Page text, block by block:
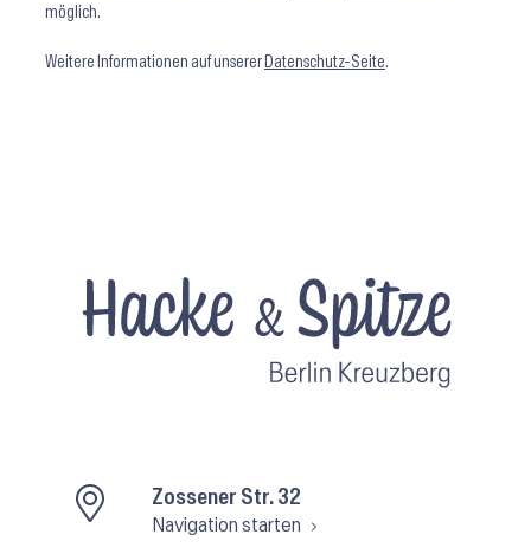
möglich.
Weitere Informationen auf unserer Datenschutz-Seite.
Zossener Str. 32
Navigation starten